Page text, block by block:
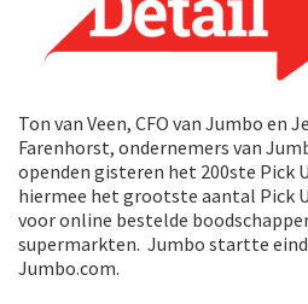
Ton van Veen, CFO van Jumbo en
Farenhorst, ondernemers van
openden gisteren het 200ste Pick
hiermee het grootste aantal Pick
voor online bestelde
supermarkten. Jumbo startte
Jumbo.com.